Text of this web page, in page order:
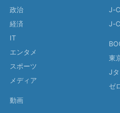
政治
経済
IT
エンタメ
スポーツ
メディア
動画
J-
J-
東
J
ゼ